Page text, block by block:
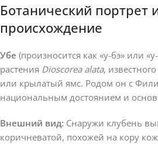
Ботанический портрет
происхождение
Убе (произносится как «у-бэ» или
растения Dioscorea alata,
или крылатый ямс. Родом он с
национальным достоянием и
Внешний вид: Снаружи клубень
коричневатой, похожей на кору